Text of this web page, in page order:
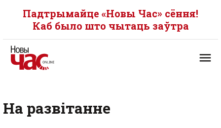
Падтрымайце «Новы Час» сёння!
Каб было што чытаць заўтра
На развітанне